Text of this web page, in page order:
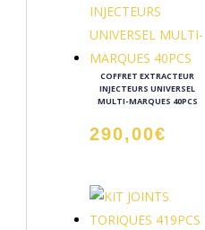
COFFRET EXTRACTEUR
INJECTEURS UNIVERSEL
MULTI-MARQUES 40PCS
290,00€